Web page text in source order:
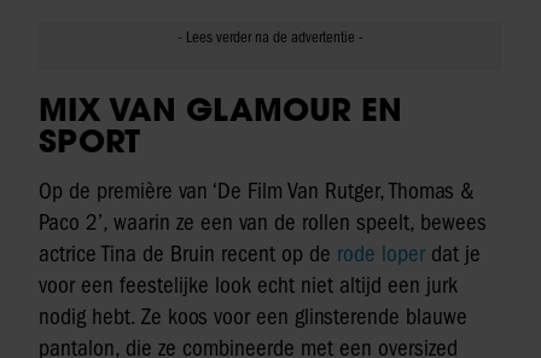
MIX VAN GLAMOUR EN
SPORT
Op de première van ‘De Film Van Rutger, Thomas &
Paco 2’, waarin ze een van de rollen speelt, bewees
actrice Tina de Bruin recent op de rode loper dat je
voor een feestelijke look echt niet altijd een jurk
nodig hebt. Ze koos voor een glinsterende blauwe
pantalon, die ze combineerde met een oversized